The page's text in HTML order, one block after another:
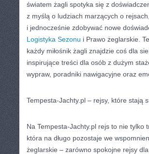
światem żagli spotyka się z
z myślą o ludziach marzących o
i jednocześnie zdobywać nowe
Logistyka Sezonu i Prawo żeglarskie.
każdy miłośnik żagli znajdzie coś dla
inspirujące treści dla osób z dużym
wypraw, poradniki nawigacyjne oraz
Tempesta-Jachty.pl – rejsy, które stają
Na Tempesta-Jachty.pl rejs to nie
która na długo pozostaje we
żeglarskie – zarówno spokojne rejsy